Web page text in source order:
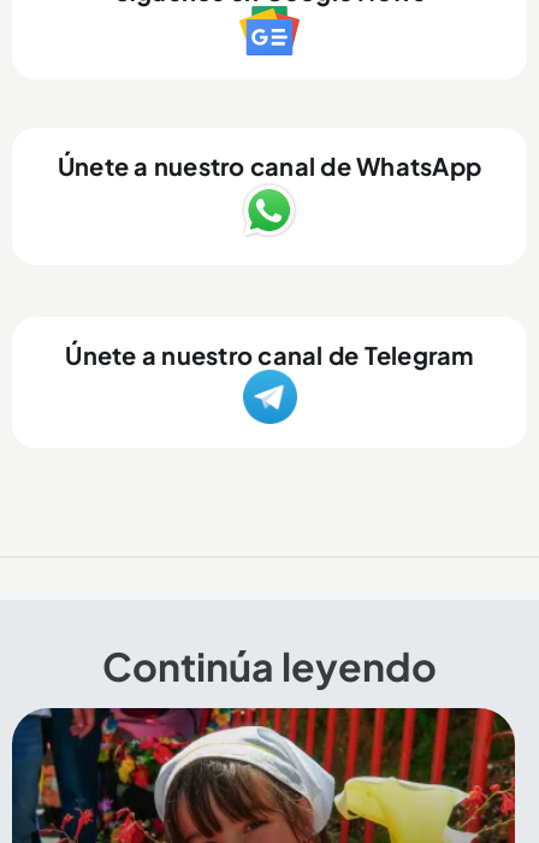
Únete a nuestro canal de WhatsApp
Únete a nuestro canal de Telegram
Continúa leyendo